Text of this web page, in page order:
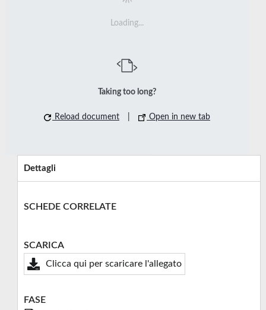
Loading...
Taking too long?
Reload document Open in new tab
Dettagli
SCHEDE CORRELATE
SCARICA
Clicca qui per scaricare l'allegato
FASE